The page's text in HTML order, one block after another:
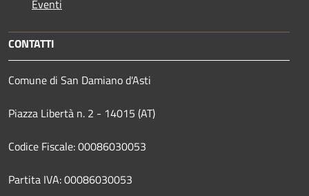
Eventi
CONTATTI
Comune di San Damiano d'Asti
Piazza Libertà n. 2 - 14015 (AT)
Codice Fiscale: 00086030053
Partita IVA: 00086030053